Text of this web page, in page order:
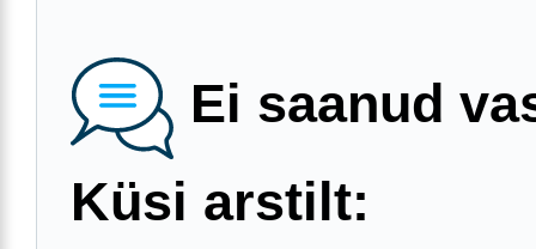
Ei saanud
Küsi arstilt: